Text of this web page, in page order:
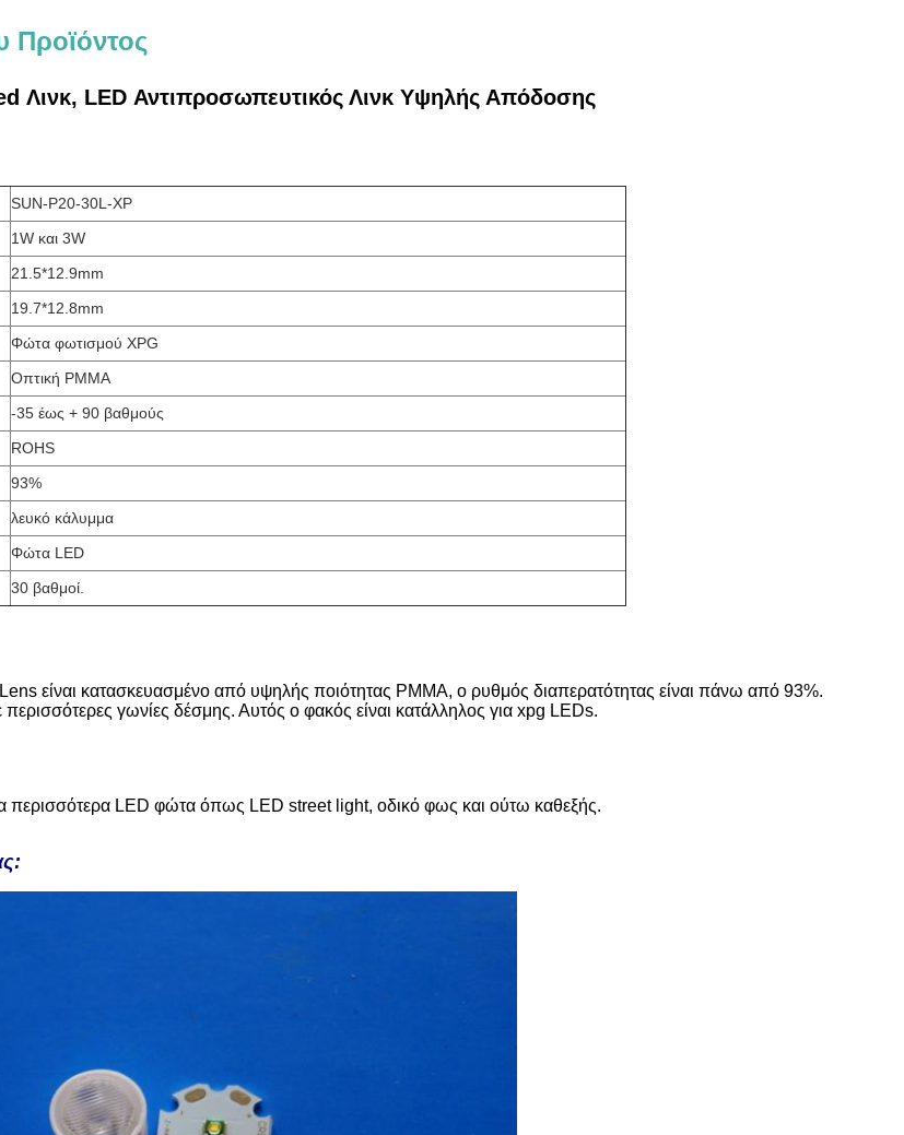
Προϊόντος
Λινκ, LED Αντιπροσωπευτικός Λινκ Υψηλής Απόδοσης
SUN-P20-30L-XP
1W και 3W
21.5*12.9mm
19.7*12.8mm
Φώτα φωτισμού XPG
Οπτική PMMA
-35 έως + 90 βαθμούς
ROHS
93%
λευκό κάλυμμα
Φώτα LED
30 βαθμοί.
είναι κατασκευασμένο από υψηλής ποιότητας PMMA, ο ρυθμός διαπερατότητας είναι πάνω από 93%.
γωνίες δέσμης. Αυτός ο φακός είναι κατάλληλος για xpg LEDs.
περισσότερα LED φώτα όπως LED street light, οδικό φως και ούτω καθεξής.